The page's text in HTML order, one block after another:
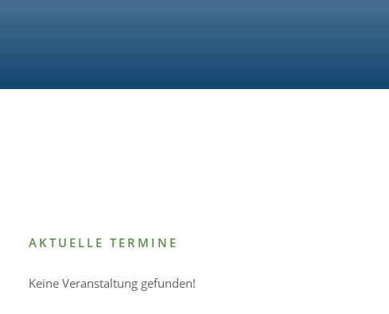
AKTUELLE TERMINE
Keine Veranstaltung gefunden!